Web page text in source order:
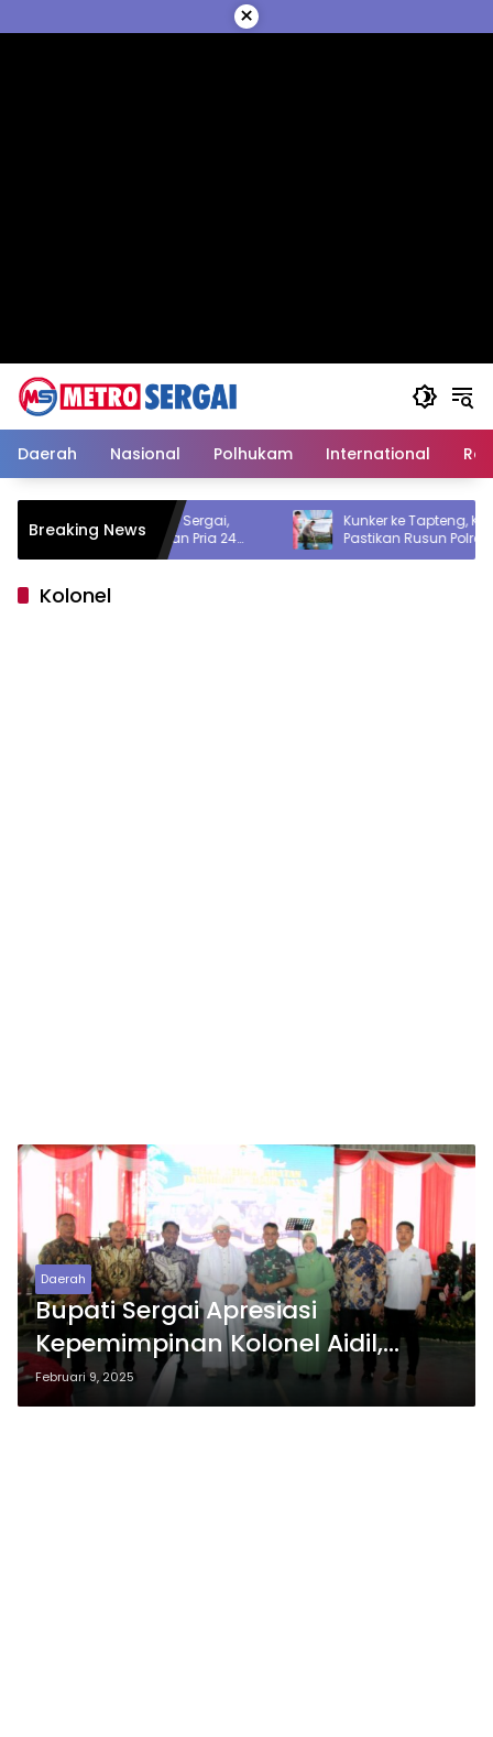
ke
×
Daerah Nasional Polhukam International
Breaking News
di Sergai,
Amankan Pria 24
Kunker ke Tapteng, Kapolda Sumut
Pastikan Rusun Polres Rampung 6
Kolonel
Daerah
Bupati Sergai Apresiasi
Kepemimpinan Kolonel Aidil,
Sambut Letkol Dadang sebagai
Danbrigif 7/RR yang Baru
Februari 9, 2025